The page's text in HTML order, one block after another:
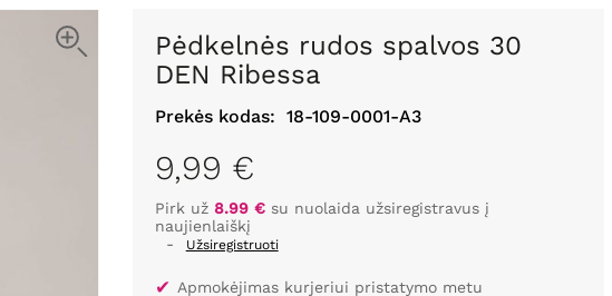
Pėdkelnės rudos spalvos 30
DEN Ribessa
Prekės kodas: 18-109-0001-A3
9,99 €
Pirk už 8.99 €su nuolaida užsiregistravus į
naujienlaiškį
-
Užsiregistruoti
✔ Apmokėjimas kurjeriui pristatymo metu